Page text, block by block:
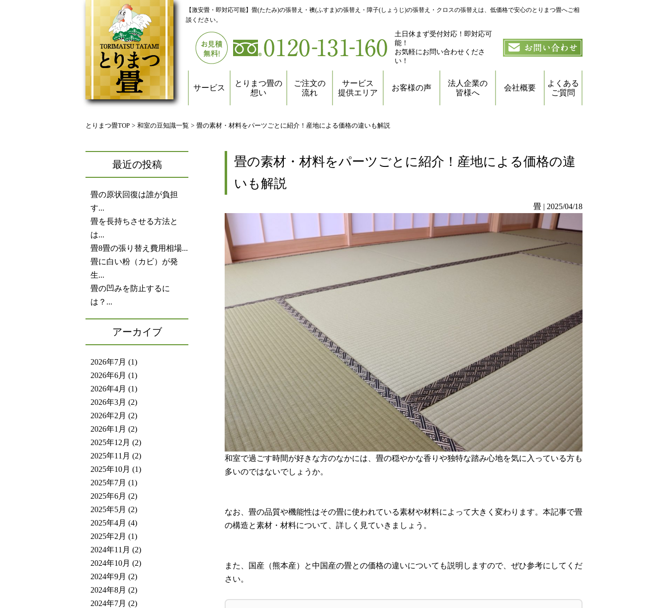
【激安畳・即対応可能】畳(たたみ)の張替え・襖(ふすま)の張替え・障子(しょうじ)の張替え・クロスの張替えは、低価格で安心のとりまつ畳へご相
談ください。
土日休まず受付対応！即対応可
能！
お気軽にお問い合わせくださ
い！
サービス
とりまつ畳の
想い
ご注文の
流れ
サービス
提供エリア
お客様の声
法人企業の
皆様へ
会社概要
よくある
ご質問
とりまつ畳TOP > 和室の豆知識一覧 > 畳の素材・材料をパーツごとに紹介！産地による価格の違いも解説
畳の素材・材料をパーツごとに紹介！産地による価格の違
いも解説
畳 | 2025/04/18
和室で過ごす時間が好きな方のなかには、畳の穏やかな香りや独特な踏み心地を気に入っている方も
多いのではないでしょうか。
なお、畳の品質や機能性はその畳に使われている素材や材料によって大きく変わります。本記事で畳
の構造と素材・材料について、詳しく見ていきましょう。
また、国産（熊本産）と中国産の畳との価格の違いについても説明しますので、ぜひ参考にしてくだ
さい。
最近の投稿
畳の原状回復は誰が負担
す...
畳を長持ちさせる方法と
は...
畳8畳の張り替え費用相場...
畳に白い粉（カビ）が発
生...
畳の凹みを防止するに
は？...
アーカイブ
2026年7月 (1)
2026年6月 (1)
2026年4月 (1)
2026年3月 (2)
2026年2月 (2)
2026年1月 (2)
2025年12月 (2)
2025年11月 (2)
2025年10月 (1)
2025年7月 (1)
2025年6月 (2)
2025年5月 (2)
2025年4月 (4)
2025年2月 (1)
2024年11月 (2)
2024年10月 (2)
2024年9月 (2)
2024年8月 (2)
2024年7月 (2)